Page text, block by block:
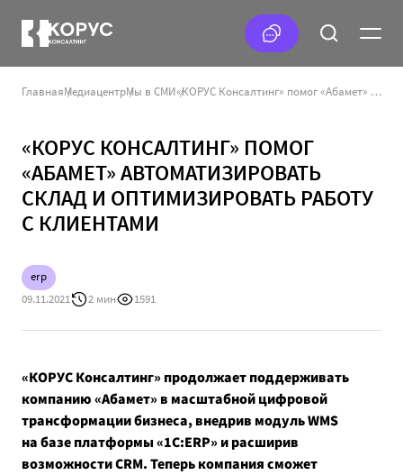
ГлавнаяМедиацентрМы в СМИ «КОРУС Консалтинг» помог «Абамет» автоматизировать склад и оптимизировать работу с клиентами
«КОРУС КОНСАЛТИНГ» ПОМОГ
«АБАМЕТ» АВТОМАТИЗИРОВАТЬ
СКЛАД И ОПТИМИЗИРОВАТЬ РАБОТУ
С КЛИЕНТАМИ
erp
09.11.2021
2 мин 1591
«КОРУС Консалтинг» продолжает поддерживать
компанию «Абамет» в масштабной цифровой
трансформации бизнеса, внедрив модуль WMS
на базе платформы «1С:ERP» и расширив
возможности CRM. Теперь компания сможет